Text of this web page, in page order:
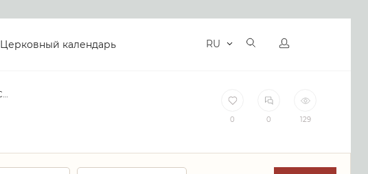
Церковный календарь RU
UNITED PENTECOSTAL CHURCH
0 0 129